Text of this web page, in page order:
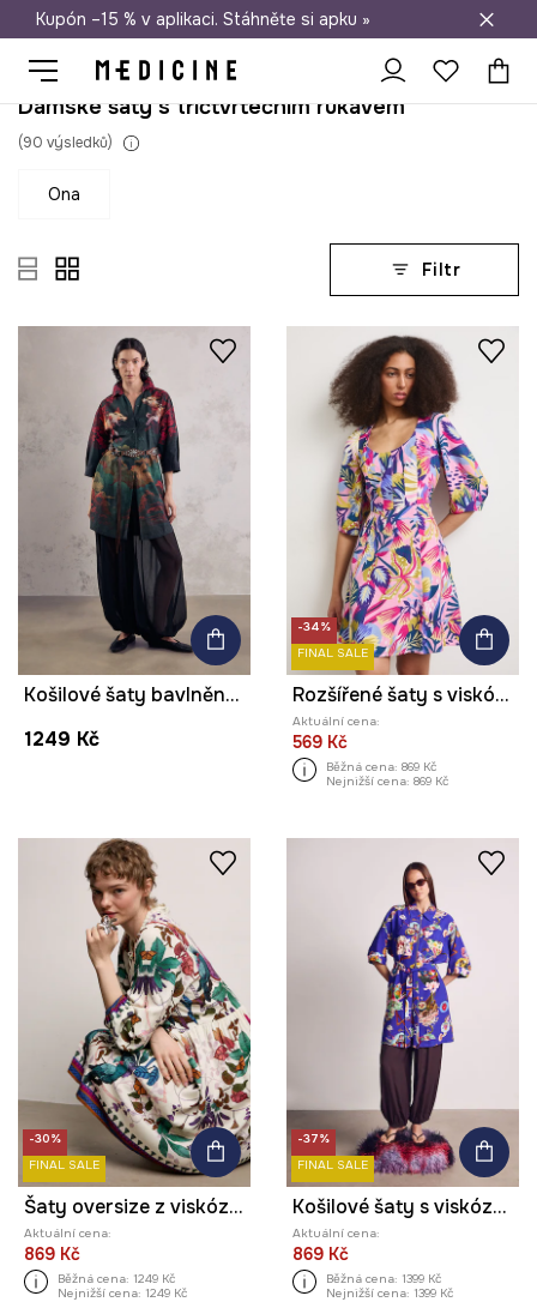
Doprava zdarma při nákupu nad 1 200 Kč
Kupón –15 % v aplikaci. Stáhněte si apku »
Dámské šaty s tříčtvrtečním rukávem
(90 výsledků)
ona
Filtr
Košilové šaty bavlněné midi z kolekce Mythical Creatures
1249 Kč
-34%
FINAL SALE
Rozšířené šaty s viskózou rostlinné
Aktuální cena:
569 Kč
Běžná cena: 869 Kč
Nejnižší cena: 869 Kč
-30%
FINAL SALE
Šaty oversize z viskózy z kolekce Ilona Tambor x Medicine
Aktuální cena:
869 Kč
Běžná cena: 1249 Kč
Nejnižší cena: 1249 Kč
-37%
FINAL SALE
Košilové šaty s viskózou z kolekce Kit Mizeres x Medicine
Aktuální cena:
869 Kč
Běžná cena: 1399 Kč
Nejnižší cena: 1399 Kč